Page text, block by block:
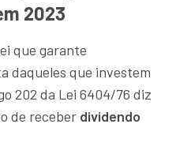
2023
que garante
daqueles que investem
202 da Lei 6404/76 diz
de receber dividendo